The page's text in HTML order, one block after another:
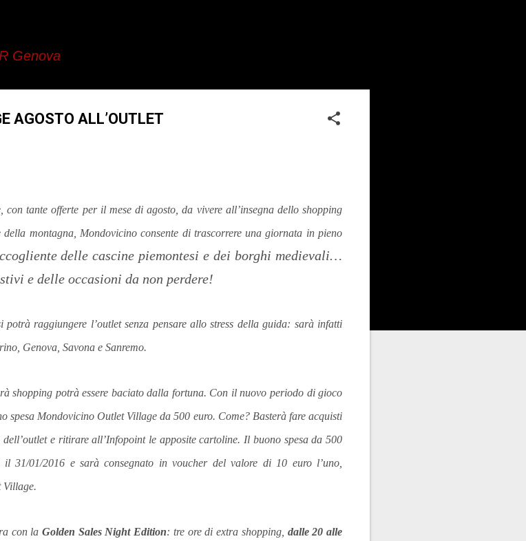
Genova
AGOSTO ALL’OUTLET
tante offerte per il mese di agosto, da vivere all’insegna dello shopping
montagna, Mondovicino consente di trascorrere una giornata in pieno
delle cascine piemontesi e dei borghi medievali…
e delle occasioni da non perdere!
potrà raggiungere l’outlet senza pensare allo stress della guida: sarà infatti
Genova, Savona e Sanremo.
shopping potrà essere baciato dalla fortuna. Con il nuovo periodo di gioco
spesa Mondovicino Outlet Village da 500 euro. Come? Basterà fare acquisti
e ritirare all’Infopoint le apposite cartoline. Il buono spesa da 500
31/01/2016 e sarà consegnato in voucher del valore di 10 euro l’uno,
Village.
con laGolden Sales Night Edition: tre ore di extra shopping, dalle 20 alle